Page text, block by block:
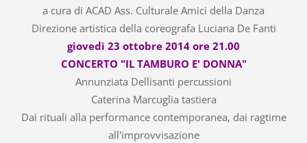
a cura di ACAD Ass. Culturale Amici della Danza
Direzione artistica della coreografa Luciana De Fanti
giovedì 23 ottobre 2014 ore 21.00
CONCERTO "IL TAMBURO E' DONNA"
Annunziata Dellisanti percussioni
Caterina Marcuglia tastiera
Dai rituali alla performance contemporanea, dai ragtime
all'improvvisazione